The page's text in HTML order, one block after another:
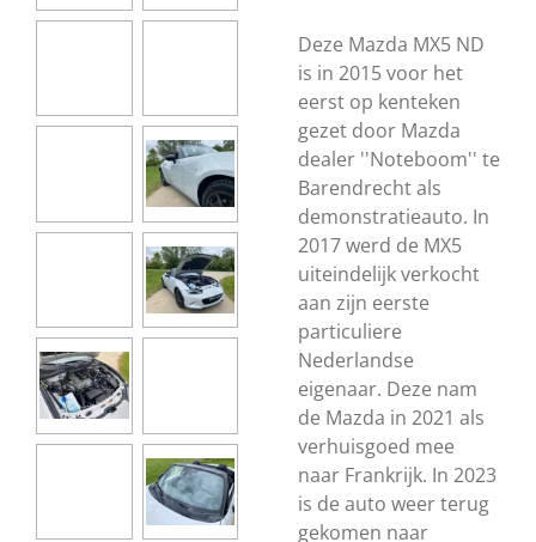
Deze Mazda MX5 ND
is in 2015 voor het
eerst op kenteken
gezet door Mazda
dealer ''Noteboom'' te
Barendrecht als
demonstratieauto. In
2017 werd de MX5
uiteindelijk verkocht
aan zijn eerste
particuliere
Nederlandse
eigenaar. Deze nam
de Mazda in 2021 als
verhuisgoed mee
naar Frankrijk. In 2023
is de auto weer terug
gekomen naar